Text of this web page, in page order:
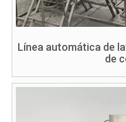
Línea automática de
de